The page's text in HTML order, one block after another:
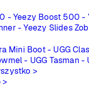
- Yeezy Boost 500 -
- Yeezy Slides
Mini Boot - UGG
- UGG Tasman -
>